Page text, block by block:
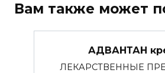
Вам также может
АДВАНТАН
ЛЕКАРСТВЕННЫЕ